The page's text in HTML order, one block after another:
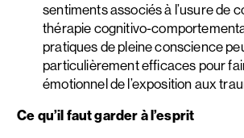
sentiments associés à l’usure de
thérapie cognitivo-
pratiques de pleine conscience
particulièrement efficaces pour
émotionnel de l’exposition aux
Ce qu’il faut garder à l’esprit